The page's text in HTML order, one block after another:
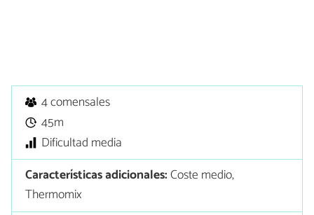
4 comensales
45m
Dificultad media
Características adicionales:Coste medio,
Thermomix